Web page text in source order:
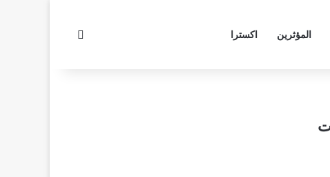
المؤثرين اكسترا